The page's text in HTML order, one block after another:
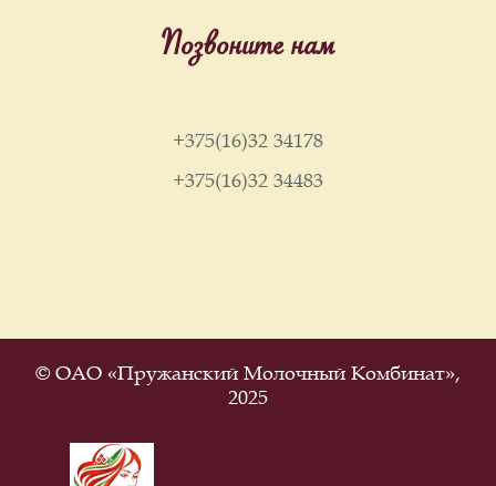
Позвоните нам
+375(16)32 34178
+375(16)32 34483
© ОАО «Пружанский Молочный Комбинат»,
2025